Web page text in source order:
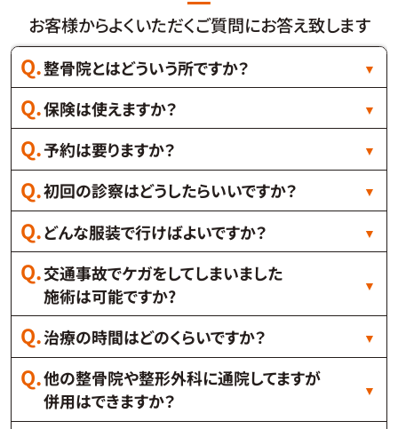
お客様からよくいただくご質問にお答え致します
整骨院とはどういう所ですか？
保険は使えますか？
予約は要りますか？
初回の診察はどうしたらいいですか？
どんな服装で行けばよいですか？
交通事故でケガをしてしまいました
施術は可能ですか?
治療の時間はどのくらいですか？
他の整骨院や整形外科に通院してますが
併用はできますか？